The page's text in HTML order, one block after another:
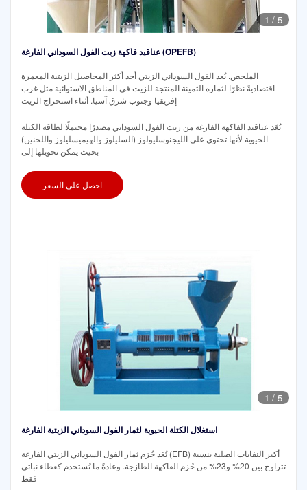
1 / 5
عناقيد فاكهة زيت الفول السوداني الفارغة (OPEFB)
الملخص. يُعد الفول السوداني الزيتي أحد أكثر المحاصيل الزيتية المعمرة
اقتصاديةً نظرًا لثماره الثمينة المنتجة للزيت في المناطق الاستوائية مثل غرب
إفريقيا وجنوب شرق آسيا. أثناء استخراج الزيت
تُعَد عناقيد الفاكهة الفارغة من زيت الفول السوداني مصدرًا محتملًا لطاقة الكتلة
الحيوية لأنها تحتوي على الليجنوسليولوز (السليلوز والهيميسليلوز واللجنين)
بحيث يمكن تحويلها إلى
احصل على السعر
1 / 5
استغلال الكتلة الحيوية لثمار الفول السوداني الزيتية الفارغة
تُعَد حُزم ثمار الفول السوداني الزيتي الفارغة (EFB) أكبر النفايات الصلبة بنسبة
تتراوح بين 20% و23% من حُزم الفاكهة الطازجة. وعادةً ما تُستخدم كغطاء نباتي
فقط